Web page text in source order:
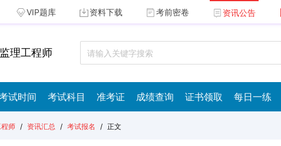
VIP题库 资料下载 考前密卷 资讯公告
监理工程师
试时间 考试科目 准考证 成绩查询 证书领取 每日一练
师 / 资讯汇总 / 考试报名 / 正文